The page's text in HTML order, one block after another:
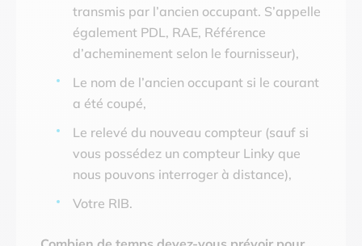
transmis par l’ancien occupant. S’appelle
également PDL, RAE, Référence
d’acheminement selon le fournisseur),
Le nom de l’ancien occupant si le courant
a été coupé,
Le relevé du nouveau compteur (sauf si
vous possédez un compteur Linky que
nous pouvons interroger à distance),
Votre RIB.